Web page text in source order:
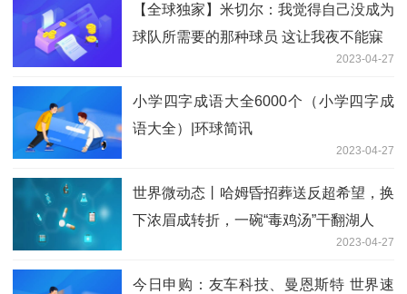
【全球独家】米切尔：我觉得自己没成为
球队所需要的那种球员 这让我夜不能寐
2023-04-27
小学四字成语大全6000个（小学四字成
语大全）|环球简讯
2023-04-27
世界微动态丨哈姆昏招葬送反超希望，换
下浓眉成转折，一碗“毒鸡汤”干翻湖人
2023-04-27
今日申购：友车科技、曼恩斯特 世界速